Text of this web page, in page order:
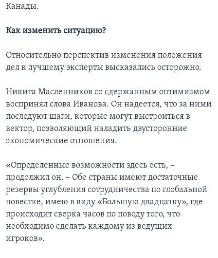
Канады.
Как изменить ситуацию?
Относительно перспектив изменения положения
дел к лучшему эксперты высказались осторожно.
Никита Масленников со сдержанным оптимизмом
воспринял слова Иванова. Он надеется, что за ними
последуют шаги, которые могут выстроиться в
вектор, позволяющий наладить двусторонние
экономические отношения.
«Определенные возможности здесь есть, –
продолжил он. – Обе страны имеют достаточные
резервы углубления сотрудничества по глобальной
повестке, имею в виду «Большую двадцатку», где
происходит сверка часов по поводу того, что
необходимо сделать каждому из ведущих
игроков».